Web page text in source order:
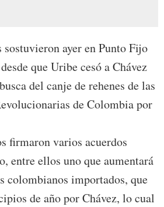
sostuvieron ayer en Punto Fijo
que Uribe cesó a Chávez
del canje de rehenes de las
de Colombia por
firmaron varios acuerdos
entre ellos uno que aumentará
colombianos importados, que
de año por Chávez, lo cual